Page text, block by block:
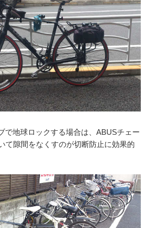
で地球ロックする場合は、ABUSチェー
て隙間をなくすのが切断防止に効果的